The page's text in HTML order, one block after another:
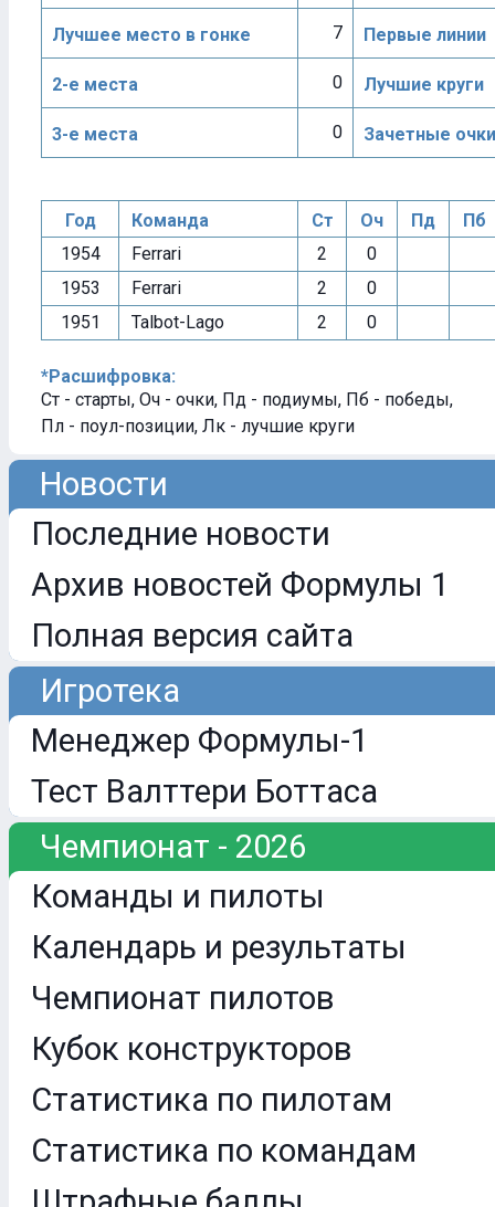
Лучшее место в гонке 7 Первые линии
2-е места 0 Лучшие круги
3-е места 0 Зачетные очки
Год Команда Ст Оч Пд
Пб
1954
Ferrari 2
0
1953
Ferrari 2
0
1951
Talbot-Lago 2 0
*Расшифровка:
Ст - старты, Оч - очки, Пд - подиумы, Пб - победы,
Пл - поул-позиции, Лк - лучшие круги
Новости
Последние новости
Архив новостей Формулы 1
Полная версия сайта
Игротека
Менеджер Формулы-1
Тест Валттери Боттаса
Чемпионат - 2026
Команды и пилоты
Календарь и результаты
Чемпионат пилотов
Кубок конструкторов
Статистика по пилотам
Статистика по командам